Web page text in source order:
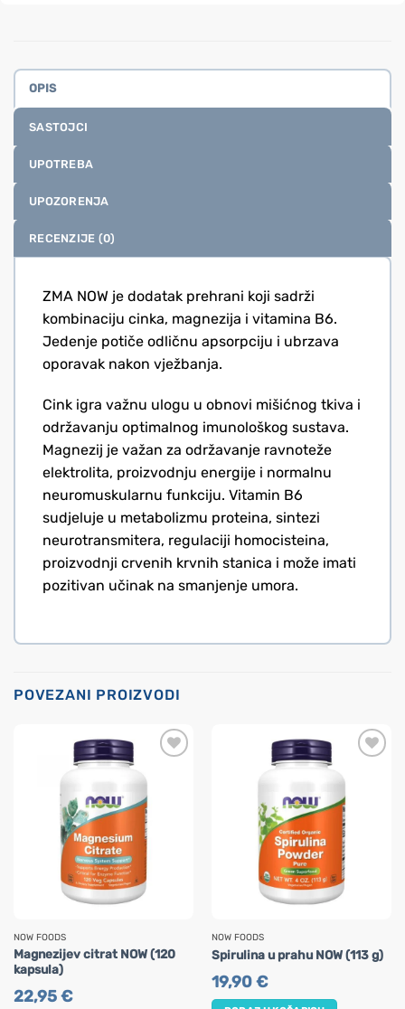
OPIS
SASTOJCI
UPOTREBA
UPOZORENJA
RECENZIJE (0)
ZMA NOW je dodatak prehrani koji sadrži
kombinaciju cinka, magnezija i vitamina B6.
Jedenje potiče odličnu apsorpciju i ubrzava
oporavak nakon vježbanja.
Cink igra važnu ulogu u obnovi mišićnog tkiva i
održavanju optimalnog imunološkog sustava.
Magnezij je važan za održavanje ravnoteže
elektrolita, proizvodnju energije i normalnu
neuromuskularnu funkciju. Vitamin B6
sudjeluje u metabolizmu proteina, sintezi
neurotransmitera, regulaciji homocisteina,
proizvodnji crvenih krvnih stanica i može imati
pozitivan učinak na smanjenje umora.
POVEZANI PROIZVODI
NOW FOODS
Magnezijev citrat NOW (120
kapsula)
22,95€
NOW FOODS
Spirulina u prahu NOW (113 g)
19,90€